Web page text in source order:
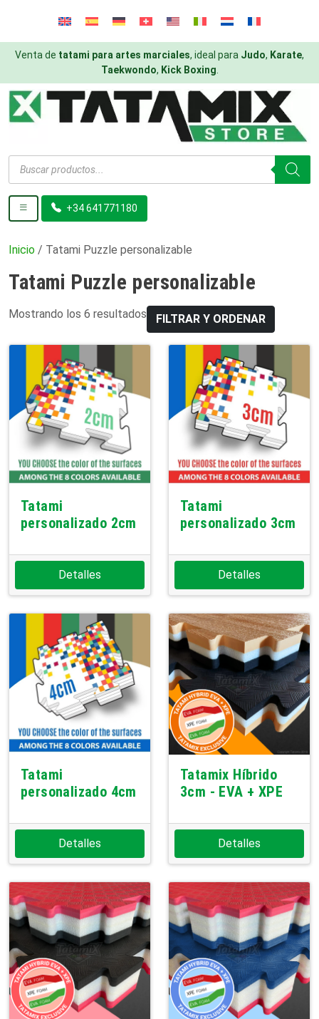
Venta de tatami para artes marciales, ideal para Judo, Karate,
Taekwondo, Kick Boxing
Búsqueda
de
productos
+34 641771180
Inicio / Tatami Puzzle personalizable
Tatami Puzzle personalizable
Mostrando los 6 resultados FILTRAR Y ORDENAR
Tatami
personalizado 2cm
Detalles
Tatami
personalizado 3cm
Detalles
Tatami
personalizado 4cm
Detalles
Tatamix Híbrido
3cm - EVA + XPE
Detalles